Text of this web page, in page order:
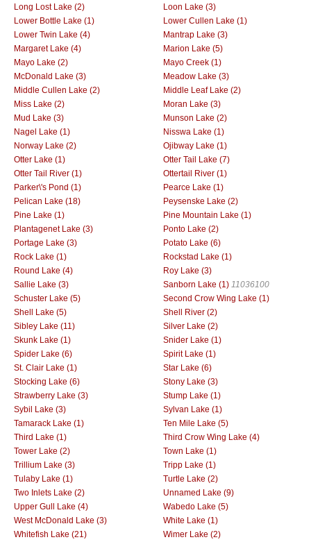
Long Lost Lake (2)
Loon Lake (3)
Lower Bottle Lake (1)
Lower Cullen Lake (1)
Lower Twin Lake (4)
Mantrap Lake (3)
Margaret Lake (4)
Marion Lake (5)
Mayo Lake (2)
Mayo Creek (1)
McDonald Lake (3)
Meadow Lake (3)
Middle Cullen Lake (2)
Middle Leaf Lake (2)
Miss Lake (2)
Moran Lake (3)
Mud Lake (3)
Munson Lake (2)
Nagel Lake (1)
Nisswa Lake (1)
Norway Lake (2)
Ojibway Lake (1)
Otter Lake (1)
Otter Tail Lake (7)
Otter Tail River (1)
Ottertail River (1)
Parker\'s Pond (1)
Pearce Lake (1)
Pelican Lake (18)
Peysenske Lake (2)
Pine Lake (1)
Pine Mountain Lake (1)
Plantagenet Lake (3)
Ponto Lake (2)
Portage Lake (3)
Potato Lake (6)
Rock Lake (1)
Rockstad Lake (1)
Round Lake (4)
Roy Lake (3)
Sallie Lake (3)
Sanborn Lake (1) 11036100
Schuster Lake (5)
Second Crow Wing Lake (1)
Shell Lake (5)
Shell River (2)
Sibley Lake (11)
Silver Lake (2)
Skunk Lake (1)
Snider Lake (1)
Spider Lake (6)
Spirit Lake (1)
St. Clair Lake (1)
Star Lake (6)
Stocking Lake (6)
Stony Lake (3)
Strawberry Lake (3)
Stump Lake (1)
Sybil Lake (3)
Sylvan Lake (1)
Tamarack Lake (1)
Ten Mile Lake (5)
Third Lake (1)
Third Crow Wing Lake (4)
Tower Lake (2)
Town Lake (1)
Trillium Lake (3)
Tripp Lake (1)
Tulaby Lake (1)
Turtle Lake (2)
Two Inlets Lake (2)
Unnamed Lake (9)
Upper Gull Lake (4)
Wabedo Lake (5)
West McDonald Lake (3)
White Lake (1)
Whitefish Lake (21)
Wimer Lake (2)